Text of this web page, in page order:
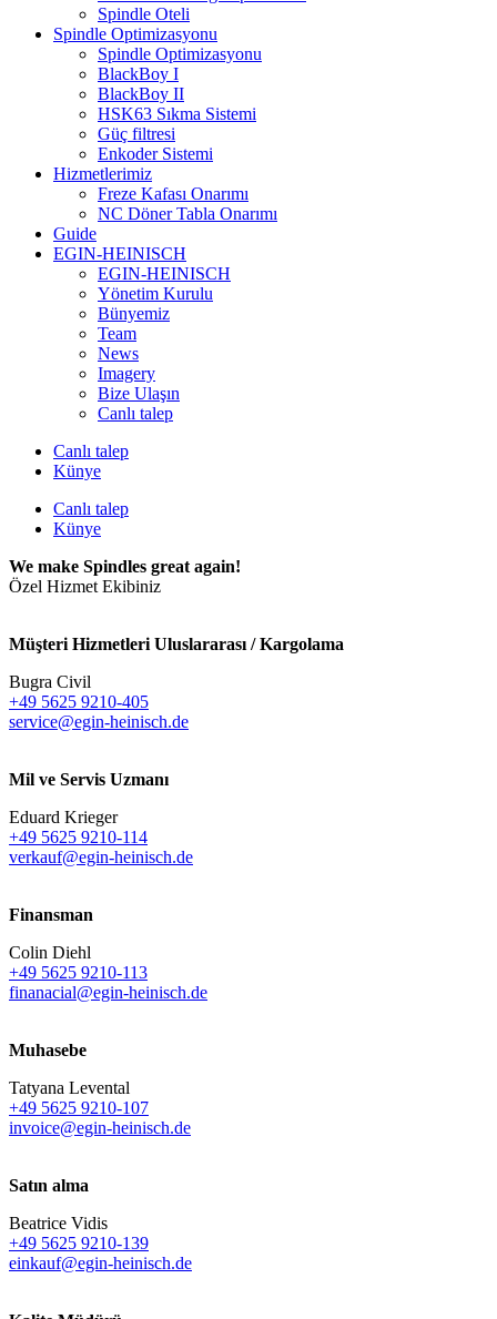
Spindle Oteli
Spindle Optimizasyonu
Spindle Optimizasyonu
BlackBoy I
BlackBoy II
HSK63 Sıkma Sistemi
Güç filtresi
Enkoder Sistemi
Hizmetlerimiz
Freze Kafası Onarımı
NC Döner Tabla Onarımı
Guide
EGIN-HEINISCH
EGIN-HEINISCH
Yönetim Kurulu
Bünyemiz
Team
News
Imagery
Bize Ulaşın
Canlı talep
Canlı talep
Künye
Canlı talep
Künye
We make Spindles great again!
Özel Hizmet Ekibiniz
Müşteri Hizmetleri Uluslararası / Kargolama
Bugra Civil
+49 5625 9210-405
service@egin-heinisch.de
Mil ve Servis Uzmanı
Eduard Krieger
+49 5625 9210-114
verkauf@egin-heinisch.de
Finansman
Colin Diehl
+49 5625 9210-113
finanacial@egin-heinisch.de
Muhasebe
Tatyana Levental
+49 5625 9210-107
invoice@egin-heinisch.de
Satın alma
Beatrice Vidis
+49 5625 9210-139
einkauf@egin-heinisch.de